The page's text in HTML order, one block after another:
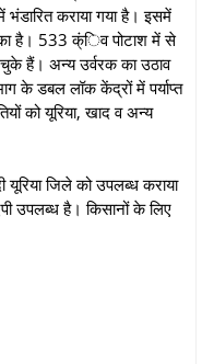
भंडारित कराया गया है। इसमें
है। 533 क्ंिव पोटाश में से
हैं। अन्य उर्वरक का उठाव
के डबल लॉक केंद्रों में पर्याप्त
को यूरिया, खाद व अन्य
जिले को उपलब्ध कराया
उपलब्ध है। किसानों के लिए